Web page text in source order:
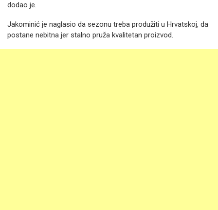
dodao je.
Jakominić je naglasio da sezonu treba produžiti u Hrvatskoj, da
postane nebitna jer stalno pruža kvalitetan proizvod.